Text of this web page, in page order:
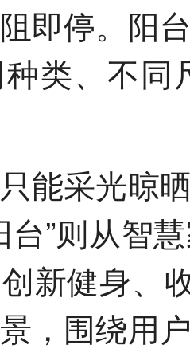
即停。阳
类、不
能采光晾
台”则从智
新健身、
，围绕用